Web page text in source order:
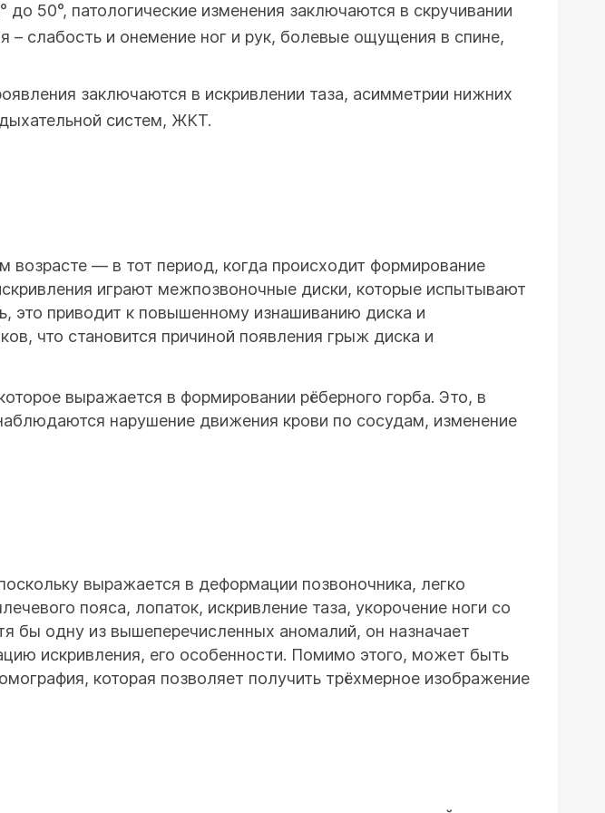
50°, патологические изменения заключаются в скручивании
– слабость и онемение ног и рук, болевые ощущения в спине,
заключаются в искривлении таза, асимметрии нижних
систем, ЖКТ.
возрасте — в тот период, когда происходит формирование
играют межпозвоночные диски, которые испытывают
это приводит к повышенному изнашиванию диска и
что становится причиной появления грыж диска и
выражается в формировании рёберного горба. Это, в
нарушение движения крови по сосудам, изменение
выражается в деформации позвоночника, легко
пояса, лопаток, искривление таза, укорочение ноги со
бы одну из вышеперечисленных аномалий, он назначает
искривления, его особенности. Помимо этого, может быть
которая позволяет получить трёхмерное изображение